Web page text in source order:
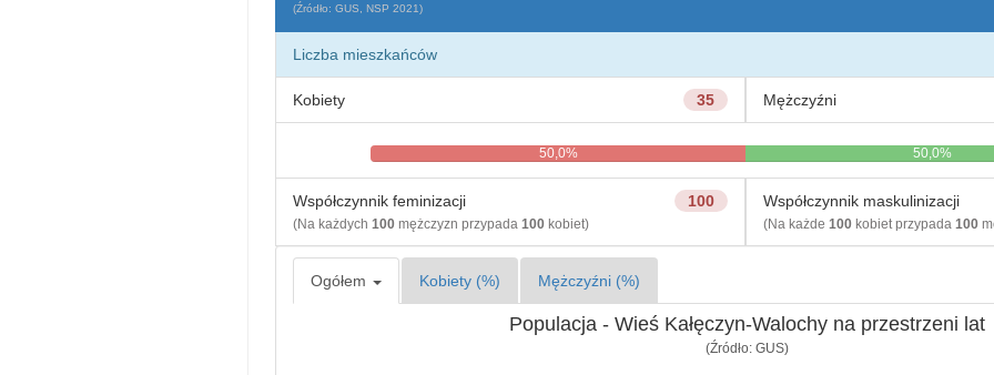
(Źródło: GUS, NSP 2021)
Liczba mieszkańców
35
Kobiety Mężczyźni
50,0% 50,0%
100
Współczynnik feminizacji
(Na każdych 100mężczyzn przypada 100kobiet)
Współczynnik maskulinizacji
(Na każde 100kobiet przypada 100
Ogółem Kobiety (%) Mężczyźni (%)
Populacja - Wieś Kałęczyn-Walochy na przestrzeni lat
(Źródło: GUS)